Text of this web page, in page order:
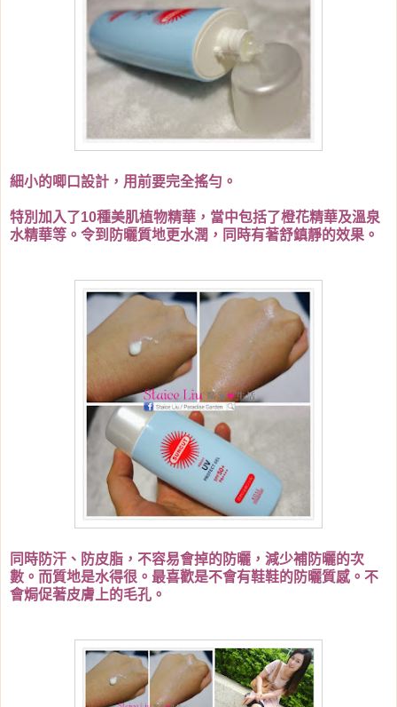
細小的唧口設計，用前要完全搖勻。
特別加入了10種美肌植物精華，當中包括了橙花精華及溫泉
水精華等。令到防曬質地更水潤，同時有著舒鎮靜的效果。
同時防汗、防皮脂，不容易會掉的防曬，減少補防曬的次
數。而質地是水得很。最喜歡是不會有鞋鞋的防曬質感。不
會焗促著皮膚上的毛孔。